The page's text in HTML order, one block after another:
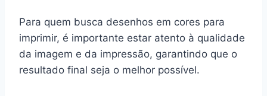
Para quem busca desenhos em cores para
imprimir, é importante estar atento à qualidade
da imagem e da impressão, garantindo que o
resultado final seja o melhor possível.